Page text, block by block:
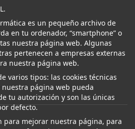
es un pequeño archivo de
en tu ordenador, “smartphone” o
nuestra página web. Algunas
pertenecen a empresas externas
nuestra página web.
varios tipos: las cookies técnicas
página web pueda
tu autorización y son las únicas
defecto.
para mejorar nuestra página, para